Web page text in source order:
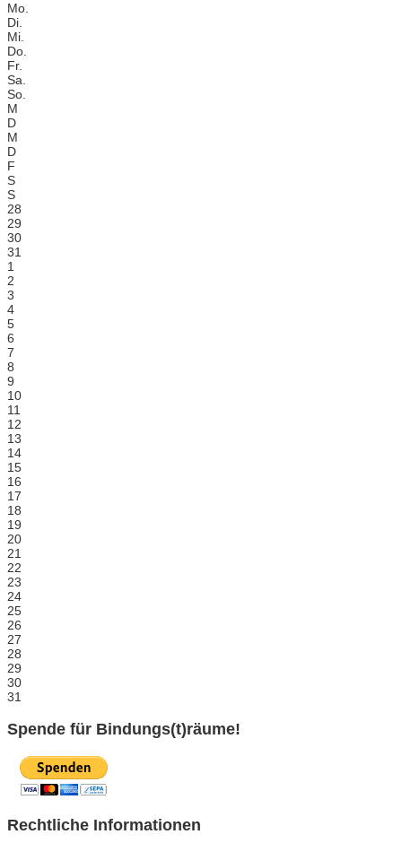
Mo.
Di.
Mi.
Do.
Fr.
Sa.
So.
M
D
M
D
F
S
S
28
29
30
31
1
2
3
4
5
6
7
8
9
10
11
12
13
14
15
16
17
18
19
20
21
22
23
24
25
26
27
28
29
30
31
Spende für Bindungs(t)räume!
Rechtliche Informationen